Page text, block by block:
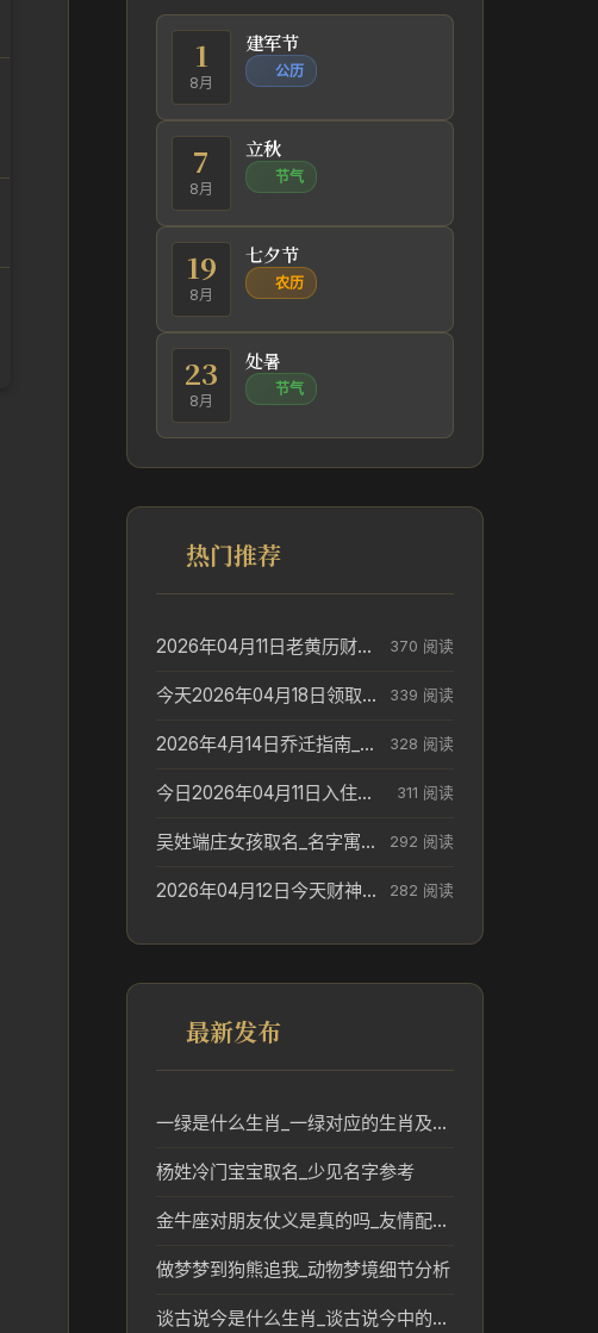
1
8月
建军节
公历
7
8月
立秋
节气
19
8月
七夕节
农历
23
8月
处暑
节气
热门推荐
2026年04月11日老黄历财神方位_财神方位与供奉讲究 370 阅读
今天2026年04月18日领取结婚证老黄历不适合吗_领证日期参考 339 阅读
2026年4月14日乔迁指南_搬家择日参考 328 阅读
今日2026年04月11日入住新居老黄历不适宜吗_搬家择日参考 311 阅读
吴姓端庄女孩取名_名字寓意参考 292 阅读
2026年04月12日今天财神在哪个吉位_财神方位参考 282 阅读
最新发布
一绿是什么生肖_一绿对应的生肖及其文化含义分析
杨姓冷门宝宝取名_少见名字参考
金牛座对朋友仗义是真的吗_友情配对解读
做梦梦到狗熊追我_动物梦境细节分析
谈古说今是什么生肖_谈古说今中的生肖文化解读